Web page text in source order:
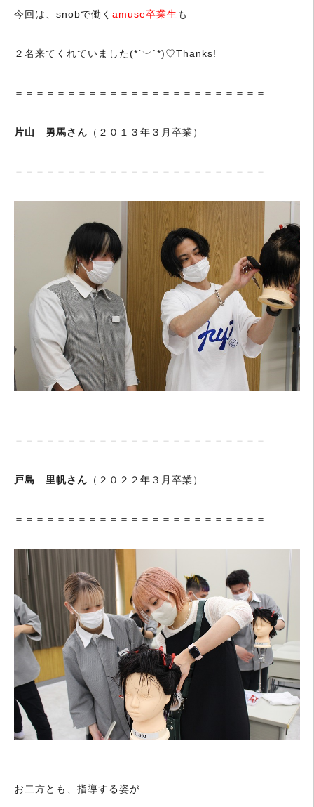
今回は、snobで働く amuse卒業生 も
２名来てくれていました(*´︶`*)♡Thanks!
＝＝＝＝＝＝＝＝＝＝＝＝＝＝＝＝＝＝＝＝＝＝＝＝
片山 勇馬さん （２０１３年３月卒業）
＝＝＝＝＝＝＝＝＝＝＝＝＝＝＝＝＝＝＝＝＝＝＝＝
＝＝＝＝＝＝＝＝＝＝＝＝＝＝＝＝＝＝＝＝＝＝＝＝
戸島 里帆さん （２０２２年３月卒業）
＝＝＝＝＝＝＝＝＝＝＝＝＝＝＝＝＝＝＝＝＝＝＝＝
お二方とも、指導する姿が